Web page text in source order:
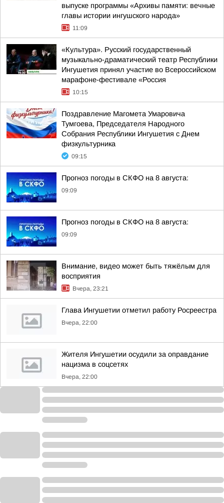
выпуске программы «Архивы памяти: вечные
главы истории ингушского народа»
11:09
«Культура». Русский государственный
музыкально-драматический театр Республики
Ингушетия принял участие во Всероссийском
марафоне-фестивале «Россия
10:15
Поздравление Магомета Умаровича
Тумгоева, Председателя Народного
Собрания Республики Ингушетия с Днем
физкультурника
09:15
Прогноз погоды в СКФО на 8 августа:
09:09
Прогноз погоды в СКФО на 8 августа:
09:09
Внимание, видео может быть тяжёлым для
восприятия
Вчера, 23:21
Глава Ингушетии отметил работу Росреестра
Вчера, 22:00
Жителя Ингушетии осудили за оправдание
нацизма в соцсетях
Вчера, 22:00